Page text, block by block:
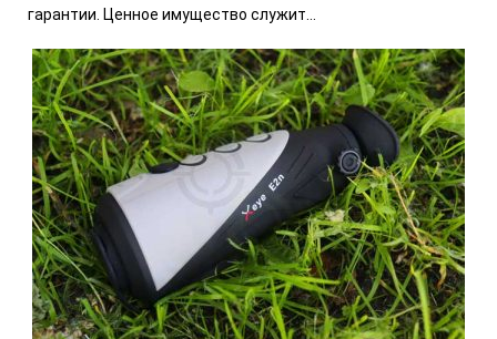
гарантии. Ценное имущество служит...